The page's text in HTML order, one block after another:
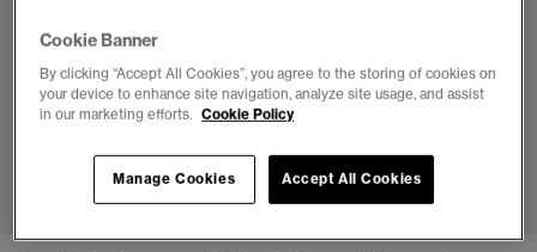
2 6 7
Cookie Banner
By clicking “Accept All Cookies”, you agree to the storing of cookies on
your device to enhance site navigation, analyze site usage, and assist
in our marketing efforts. Cookie Policy
Accept All Cookies
Manage Cookies